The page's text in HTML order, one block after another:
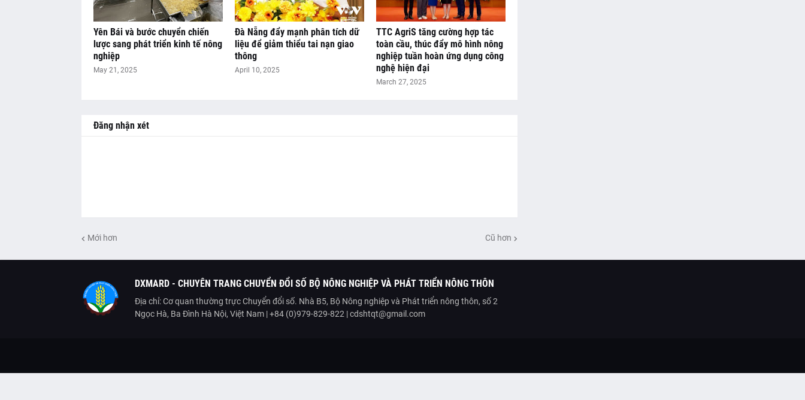
Yên Bái và bước chuyển chiến
lược sang phát triển kinh tế nông
nghiệp
May 21, 2025
Đà Nẵng đẩy mạnh phân tích dữ
liệu để giảm thiểu tai nạn giao
thông
April 10, 2025
TTC AgriS tăng cường hợp tác
toàn cầu, thúc đẩy mô hình nông
nghiệp tuần hoàn ứng dụng công
nghệ hiện đại
March 27, 2025
Đăng nhận xét
Mới hơn Cũ hơn
DXMARD - CHUYÊN TRANG CHUYỂN ĐỔI SỐ BỘ NÔNG NGHIỆP VÀ PHÁT TRIỂN NÔNG THÔN
Địa chỉ: Cơ quan thường trực Chuyển đổi số. Nhà B5, Bộ Nông nghiệp và Phát triển nông thôn, số 2
Ngọc Hà, Ba Đình Hà Nội, Việt Nam | +84 (0)979-829-822 | cdshtqt@gmail.com